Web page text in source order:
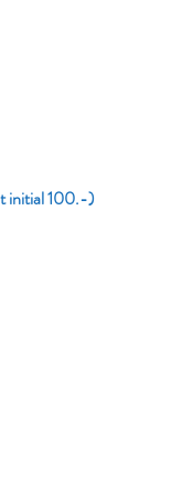
initial 100.-)